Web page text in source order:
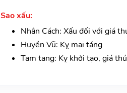
Sao xấu:
Nhân Cách: Xấu đối với giá
Huyền Vũ: Kỵ mai táng
Tam tang: Kỵ khởi tạo, giá